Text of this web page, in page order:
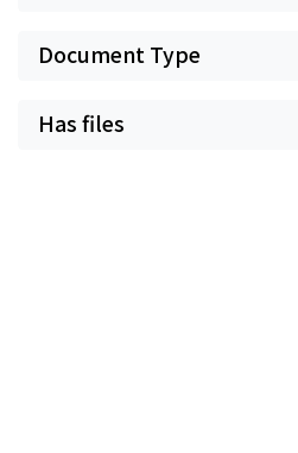
Document Type
Has files